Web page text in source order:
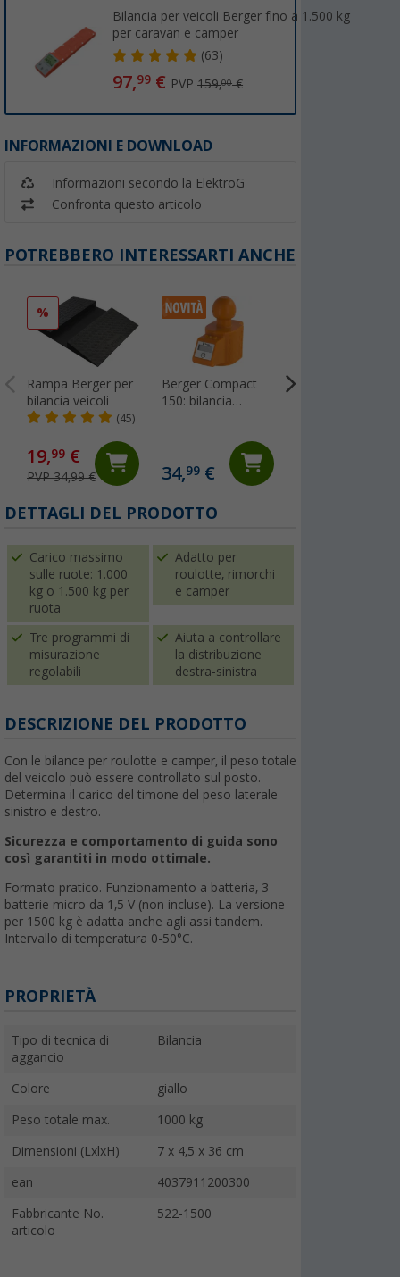
Bilancia per veicoli Berger fino a 1.500 kg
per caravan e camper
(63)
97,99 € PVP159,00€
INFORMAZIONI E DOWNLOAD
Informazioni secondo la ElektroG
Confronta questo articolo
POTREBBERO INTERESSARTI ANCHE
%
Rampa Berger per
bilancia veicoli
(45)
19,99 €
PVP 34,99 €
Berger Compact
150: bilancia
150 kg per gancio
di traino
34,99 €
DETTAGLI DEL PRODOTTO
Carico massimo
sulle ruote: 1.000
kg o 1.500 kg per
ruota
Adatto per
roulotte, rimorchi
e camper
Tre programmi di
misurazione
regolabili
Aiuta a controllare
la distribuzione
destra-sinistra
DESCRIZIONE DEL PRODOTTO
Con le bilance per roulotte e camper, il peso totale
del veicolo può essere controllato sul posto.
Determina il carico del timone del peso laterale
sinistro e destro.
Sicurezza e comportamento di guida sono
così garantiti in modo ottimale.
Formato pratico. Funzionamento a batteria, 3
batterie micro da 1,5 V (non incluse). La versione
per 1500 kg è adatta anche agli assi tandem.
Intervallo di temperatura 0-50°C.
PROPRIETÀ
Tipo di tecnica di
aggancio
Bilancia
Colore giallo
Peso totale max. 1000 kg
Dimensioni (LxlxH) 7 x 4,5 x 36 cm
ean 4037911200300
Fabbricante No.
articolo
522-1500